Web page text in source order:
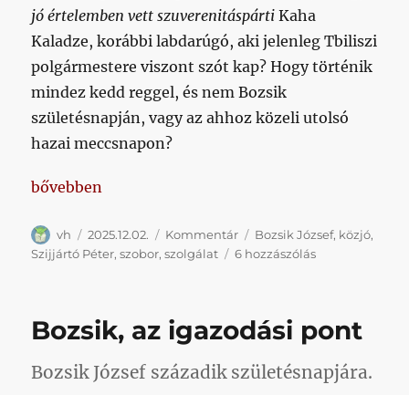
jó értelemben vett szuverenitáspárti Kaha
Kaladze, korábbi labdarúgó, aki jelenleg Tbiliszi
polgármestere viszont szót kap? Hogy történik
mindez kedd reggel, és nem Bozsik
születésnapján, vagy az ahhoz közeli utolsó
hazai meccsnapon?
„Őszintén örülni egy fontos és jó szobornak, és
bővebben
Szerző
vh Közzétéve
2025.12.02. Kategória
Kommentár Címke
Bozsik József, közjó,
Szijjártó Péter,szobor,szolgálat 6 hozzászólásŐszintén
és
szobornak,
és
Bozsik, az igazodási pont
Bozsik József századik születésnapjára.